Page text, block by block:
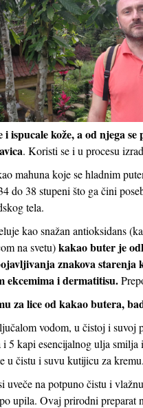
i ispucale kože, a od njega
. Koristi se i u procesu
mahuna koje se hladnim
do 38 stupeni što ga čini
tela.
kao snažan antioksidans
na svetu)kakao buter je
znakova starenja
ekcemima i dermatitisu.
za lice od kakao butera,
vodom, u čistoj i suvoj
i 5 kapi esencijalnog ulja
u čistu i suvu kutijicu za
uveče na potpuno čistu i
upila. Ovaj prirodni preparat